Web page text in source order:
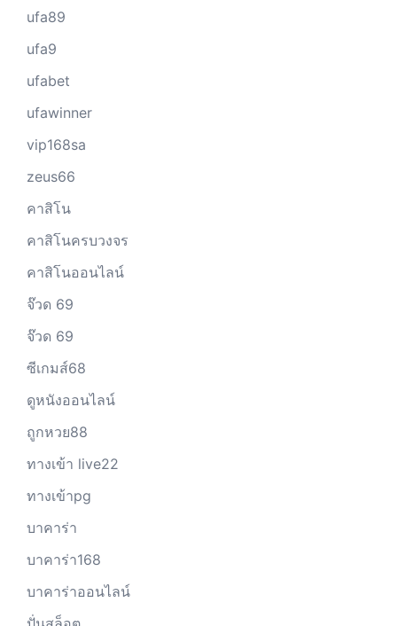
ufa89
ufa9
ufabet
ufawinner
vip168sa
zeus66
คาสิโน
คาสิโนครบวงจร
คาสิโนออนไลน์
จ๊วด 69
จ๊วด 69
ซีเกมส์68
ดูหนังออนไลน์
ถูกหวย88
ทางเข้า live22
ทางเข้าpg
บาคาร่า
บาคาร่า168
บาคาร่าออนไลน์